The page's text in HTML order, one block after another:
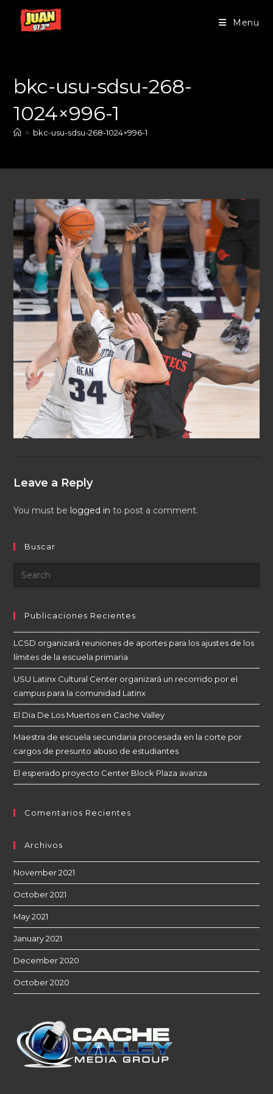
Menu
bkc-usu-sdsu-268-
1024×996-1
> bkc-usu-sdsu-268-1024×996-1
Leave a Reply
You must be logged in to post a comment.
Buscar
Publicaciones Recientes
LCSD organizará reuniones de aportes para los ajustes de los
límites de la escuela primaria
USU Latinx Cultural Center organizará un recorrido por el
campus para la comunidad Latinx
El Dia De Los Muertos en Cache Valley
Maestra de escuela secundaria procesada en la corte por
cargos de presunto abuso de estudiantes
El esperado proyecto Center Block Plaza avanza
Comentarios Recientes
Archivos
November 2021
October 2021
May 2021
January 2021
December 2020
October 2020